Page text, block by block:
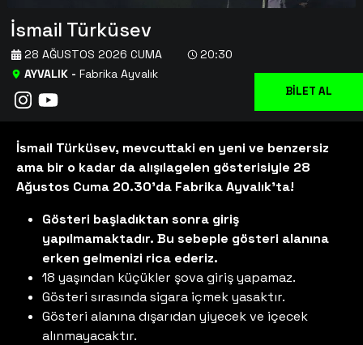
İsmail Türküsev
AYVALIK- Fabrika Ayvalık
28 AĞUSTOS 2026 CUMA 20:30
BİLET AL
İsmail Türküsev, mevcuttaki en yeni ve benzersiz
ama bir o kadar da alışılagelen gösterisiyle 28
Ağustos Cuma 20.30'da Fabrika Ayvalık'ta!
Gösteri başladıktan sonra giriş
yapılmamaktadır. Bu sebeple gösteri alanına
erken gelmenizi rica ederiz.
18 yaşından küçükler şova giriş yapamaz.
Gösteri sırasında sigara içmek yasaktır.
Gösteri alanına dışarıdan yiyecek ve içecek
alınmayacaktır.